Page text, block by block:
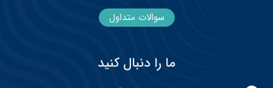
سوالات متداول
ما را دنبال کنید